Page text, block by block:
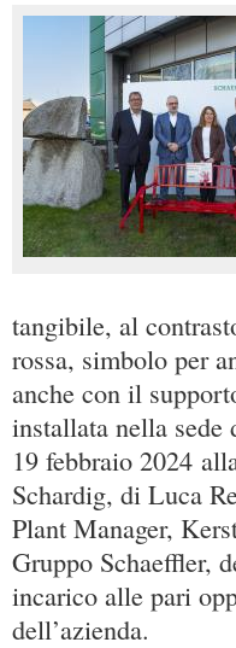
tangibile, al
rossa, simbolo per
anche con il
installata nella
19 febbraio 2024
Schardig, di Luca
Plant Manager,
Gruppo Schaeffler,
incarico alle pari
dell’azienda.